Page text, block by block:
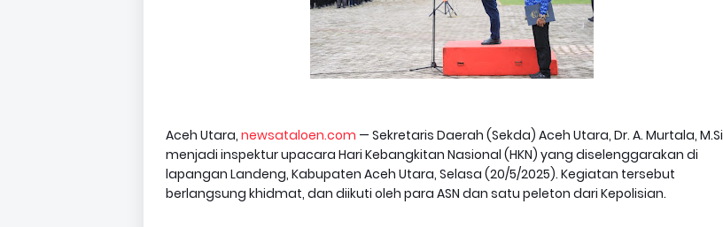
Aceh Utara, newsataloen.com — Sekretaris Daerah (Sekda) Aceh Utara, Dr. A. Murtala, M.Si
menjadi inspektur upacara Hari Kebangkitan Nasional (HKN) yang diselenggarakan di
lapangan Landeng, Kabupaten Aceh Utara, Selasa (20/5/2025). Kegiatan tersebut
berlangsung khidmat, dan diikuti oleh para ASN dan satu peleton dari Kepolisian.